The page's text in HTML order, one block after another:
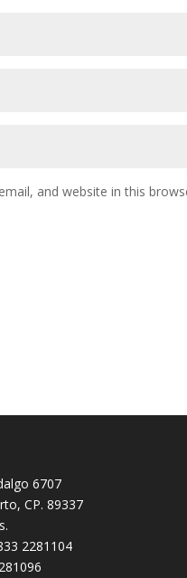
and website in this
6707
CP. 89337
2281104